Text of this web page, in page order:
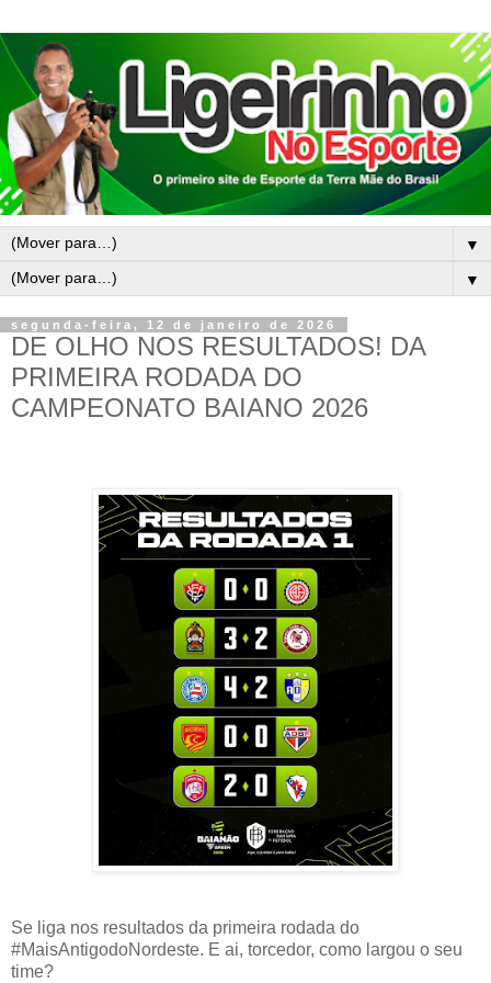
▼
▼
segunda-feira, 12 de janeiro de 2026
DE OLHO NOS RESULTADOS! DA
PRIMEIRA RODADA DO
CAMPEONATO BAIANO 2026
Se liga nos resultados da primeira rodada do
#MaisAntigodoNordeste. E ai, torcedor, como largou o seu
time?